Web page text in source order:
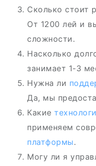
Сколько стоит
От 1200 лей и
сложности.
Насколько
занимает 1-3
Нужна ли
Да, мы
Какие
применяем
платформы.
Могу ли я